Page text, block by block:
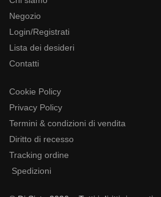
Negozio
Login/Registrati
Lista dei desideri
Contatti
Cookie Policy
Privacy Policy
Termini & condizioni di vendita
Diritto di recesso
Tracking ordine
Spedizioni